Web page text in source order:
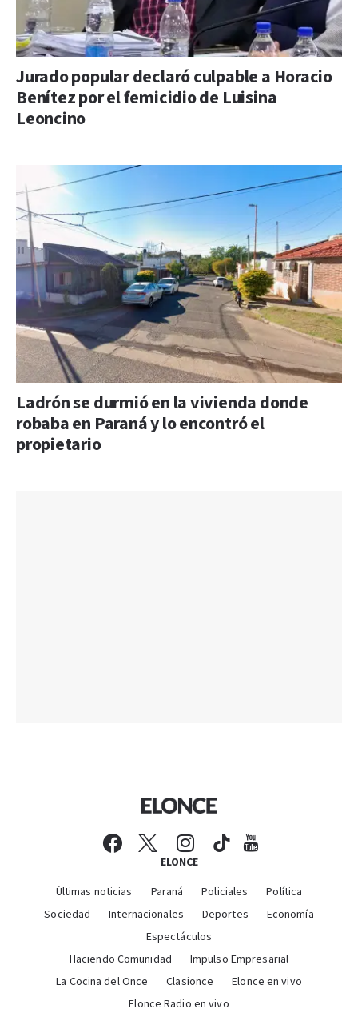
Jurado popular declaró culpable a Horacio
Benítez por el femicidio de Luisina
Leoncino
Ladrón se durmió en la vivienda donde
robaba en Paraná y lo encontró el
propietario
ELONCE
Últimas noticias Paraná Policiales
Política
Sociedad
Internacionales Deportes
Economía
Espectáculos
Haciendo Comunidad
Impulso Empresarial
La Cocina del Once
Clasionce
Elonce en vivo
Elonce Radio en vivo